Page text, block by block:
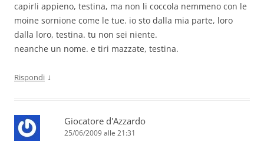
capirli appieno, testina, ma non li coccola nemmeno con le
moine sornione come le tue. io sto dalla mia parte, loro
dalla loro, testina. tu non sei niente.
neanche un nome. e tiri mazzate, testina.
Rispondi ↓
Giocatore d'Azzardo
25/06/2009 alle 21:31